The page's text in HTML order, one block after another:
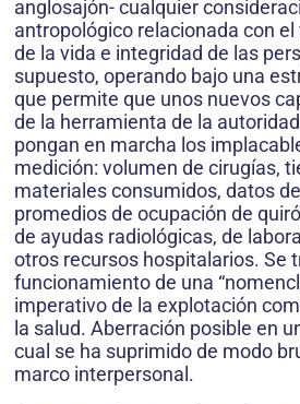
anglosajón- cualquier
antropológico relacionada con el
de la vida e integridad de las
supuesto, operando bajo una
que permite que unos nuevos
de la herramienta de la
pongan en marcha los
medición: volumen de cirugías,
materiales consumidos, datos
promedios de ocupación de
de ayudas radiológicas, de
otros recursos hospitalarios. Se
funcionamiento de una
imperativo de la explotación
la salud. Aberración posible en
cual se ha suprimido de modo
marco interpersonal.